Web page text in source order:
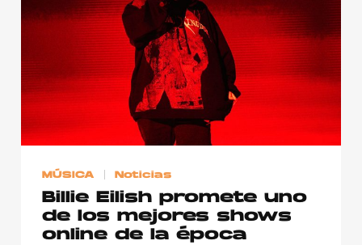
MÚSICA Noticias
Billie Eilish promete uno
de los mejores shows
online de la época